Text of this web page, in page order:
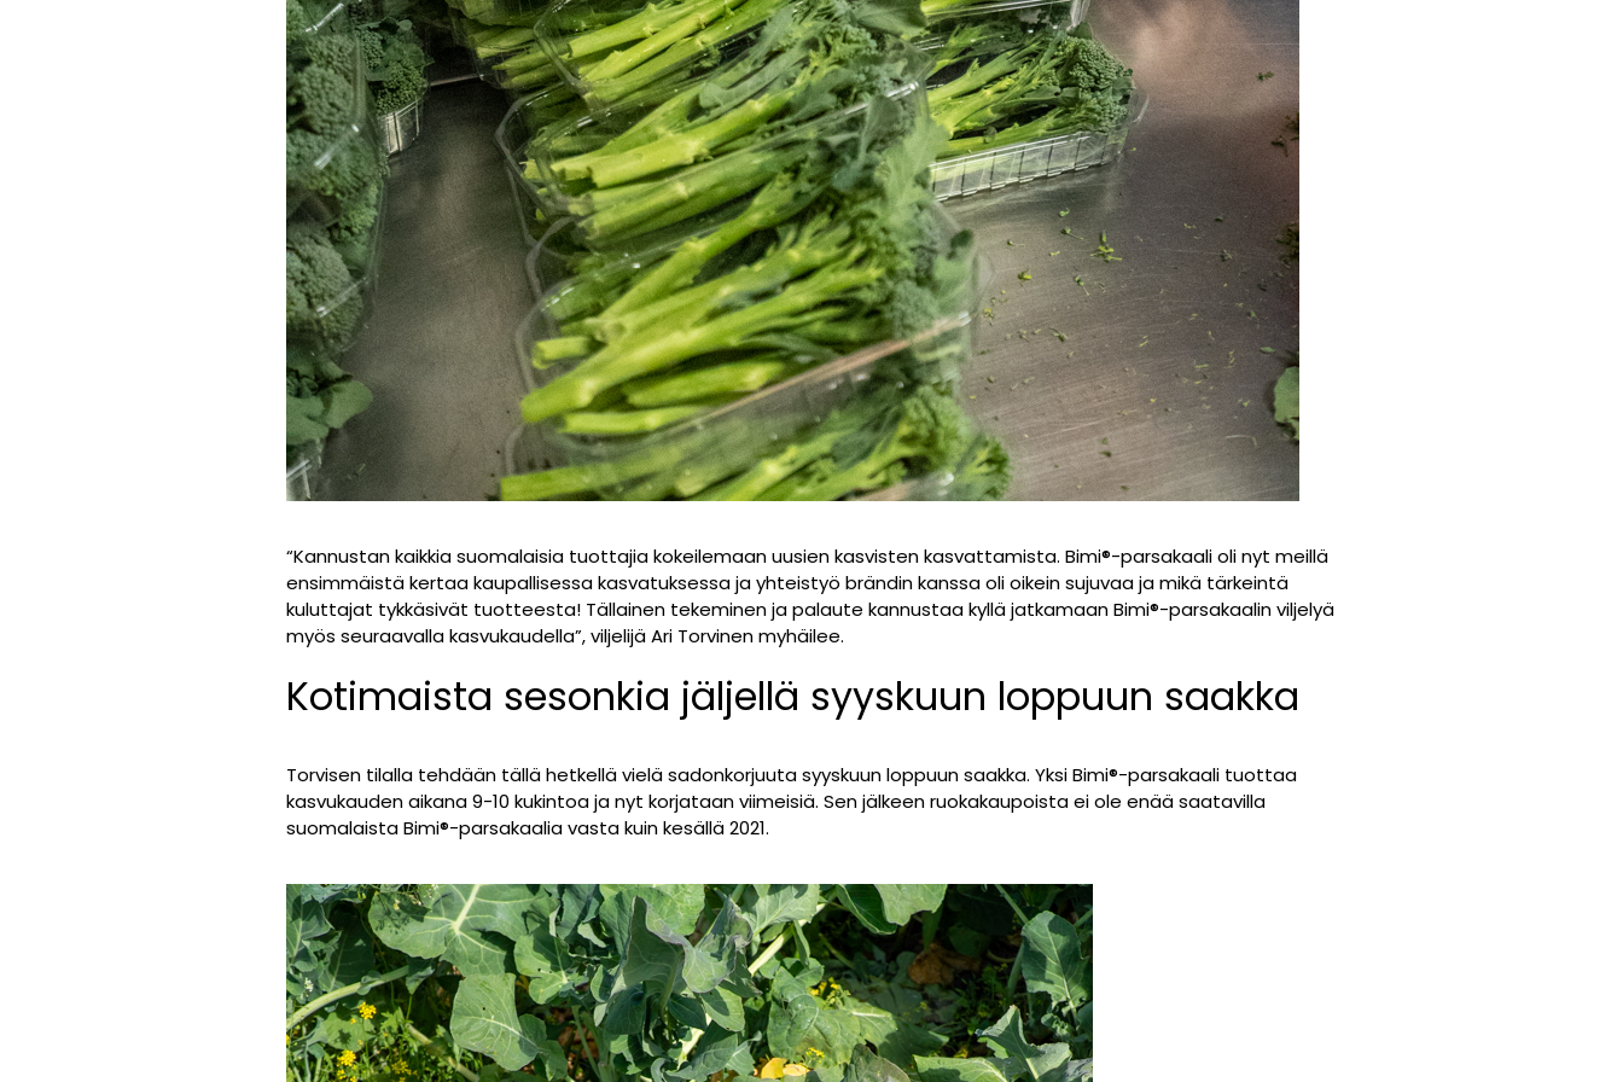
“Kannustan kaikkia suomalaisia tuottajia kokeilemaan uusien kasvisten kasvattamista. Bimi®-parsakaali oli nyt meillä
ensimmäistä kertaa kaupallisessa kasvatuksessa ja yhteistyö brändin kanssa oli oikein sujuvaa ja mikä tärkeintä
kuluttajat tykkäsivät tuotteesta! Tällainen tekeminen ja palaute kannustaa kyllä jatkamaan Bimi®-parsakaalin viljelyä
myös seuraavalla kasvukaudella”, viljelijä Ari Torvinen myhäilee.
Kotimaista sesonkia jäljellä syyskuun loppuun saakka
Torvisen tilalla tehdään tällä hetkellä vielä sadonkorjuuta syyskuun loppuun saakka. Yksi Bimi®-parsakaali tuottaa
kasvukauden aikana 9-10 kukintoa ja nyt korjataan viimeisiä. Sen jälkeen ruokakaupoista ei ole enää saatavilla
suomalaista Bimi®-parsakaalia vasta kuin kesällä 2021.